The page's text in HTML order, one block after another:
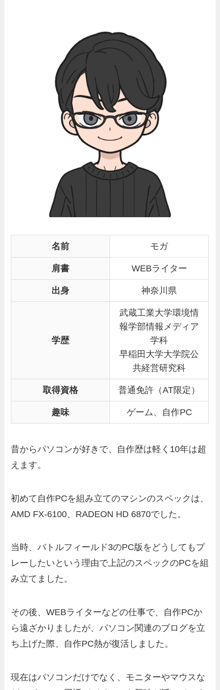
名前 モガ
肩書 WEBライター
出身 神奈川県
学歴
武蔵工業大学環境情
報学部情報メディア
学科
早稲田大学大学院公
共経営研究科
取得資格 普通免許（AT限定）
趣味 ゲーム、自作PC
昔からパソコンが好きで、自作歴は軽く10年は超
えます。
初めて自作PCを組み立てのマシンのスペックは、
AMD FX-6100、RADEON HD 6870でした。
当時、バトルフィールド3のPC版をどうしてもプ
レーしたいという理由で上記のスペックのPCを組
み立てました。
その後、WEBライターなどの仕事で、自作PCか
ら遠ざかりましたが、パソコン関連のブログを立
ち上げた際、自作PC熱が復活しました。
現在はパソコンだけでなく、モニターやマウスな